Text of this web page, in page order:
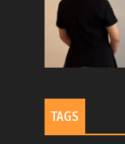
TAGS